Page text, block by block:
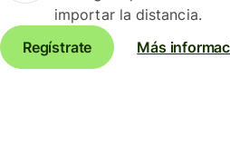
importar la distancia.
Regístrate
Más